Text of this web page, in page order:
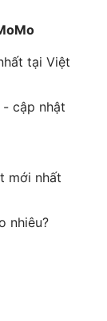
tại Việt
cập nhật
mới nhất
nhiêu?